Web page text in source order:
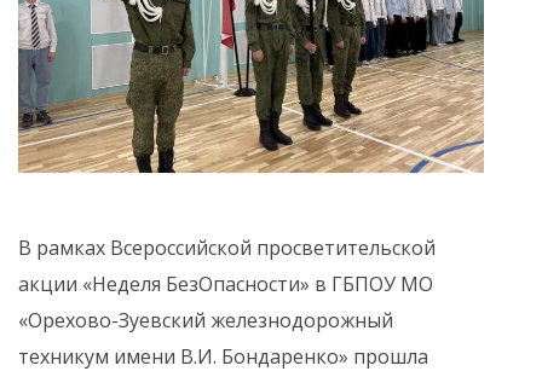
В рамках Всероссийской просветительской
акции «Неделя БезОпасности» в ГБПОУ МО
«Орехово-Зуевский железнодорожный
техникум имени В.И. Бондаренко» прошла